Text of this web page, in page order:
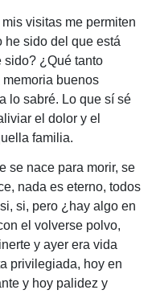
visitas me permiten
he sido del que está
sido? ¿Qué tanto
buenos
lo sabré. Lo que sí sé
el dolor y el
familia.
se nace para morir, se
nada es eterno, todos
si, pero ¿hay algo en
el volverse polvo,
y ayer era vida
privilegiada, hoy en
y hoy palidez y